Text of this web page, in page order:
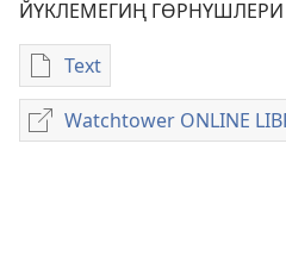
ЙҮКЛЕМЕГИҢ ГӨРНҮШЛЕРИ
Text
Санлы
эдебиятлары
йүклемегиң
Watchtower ONLINE